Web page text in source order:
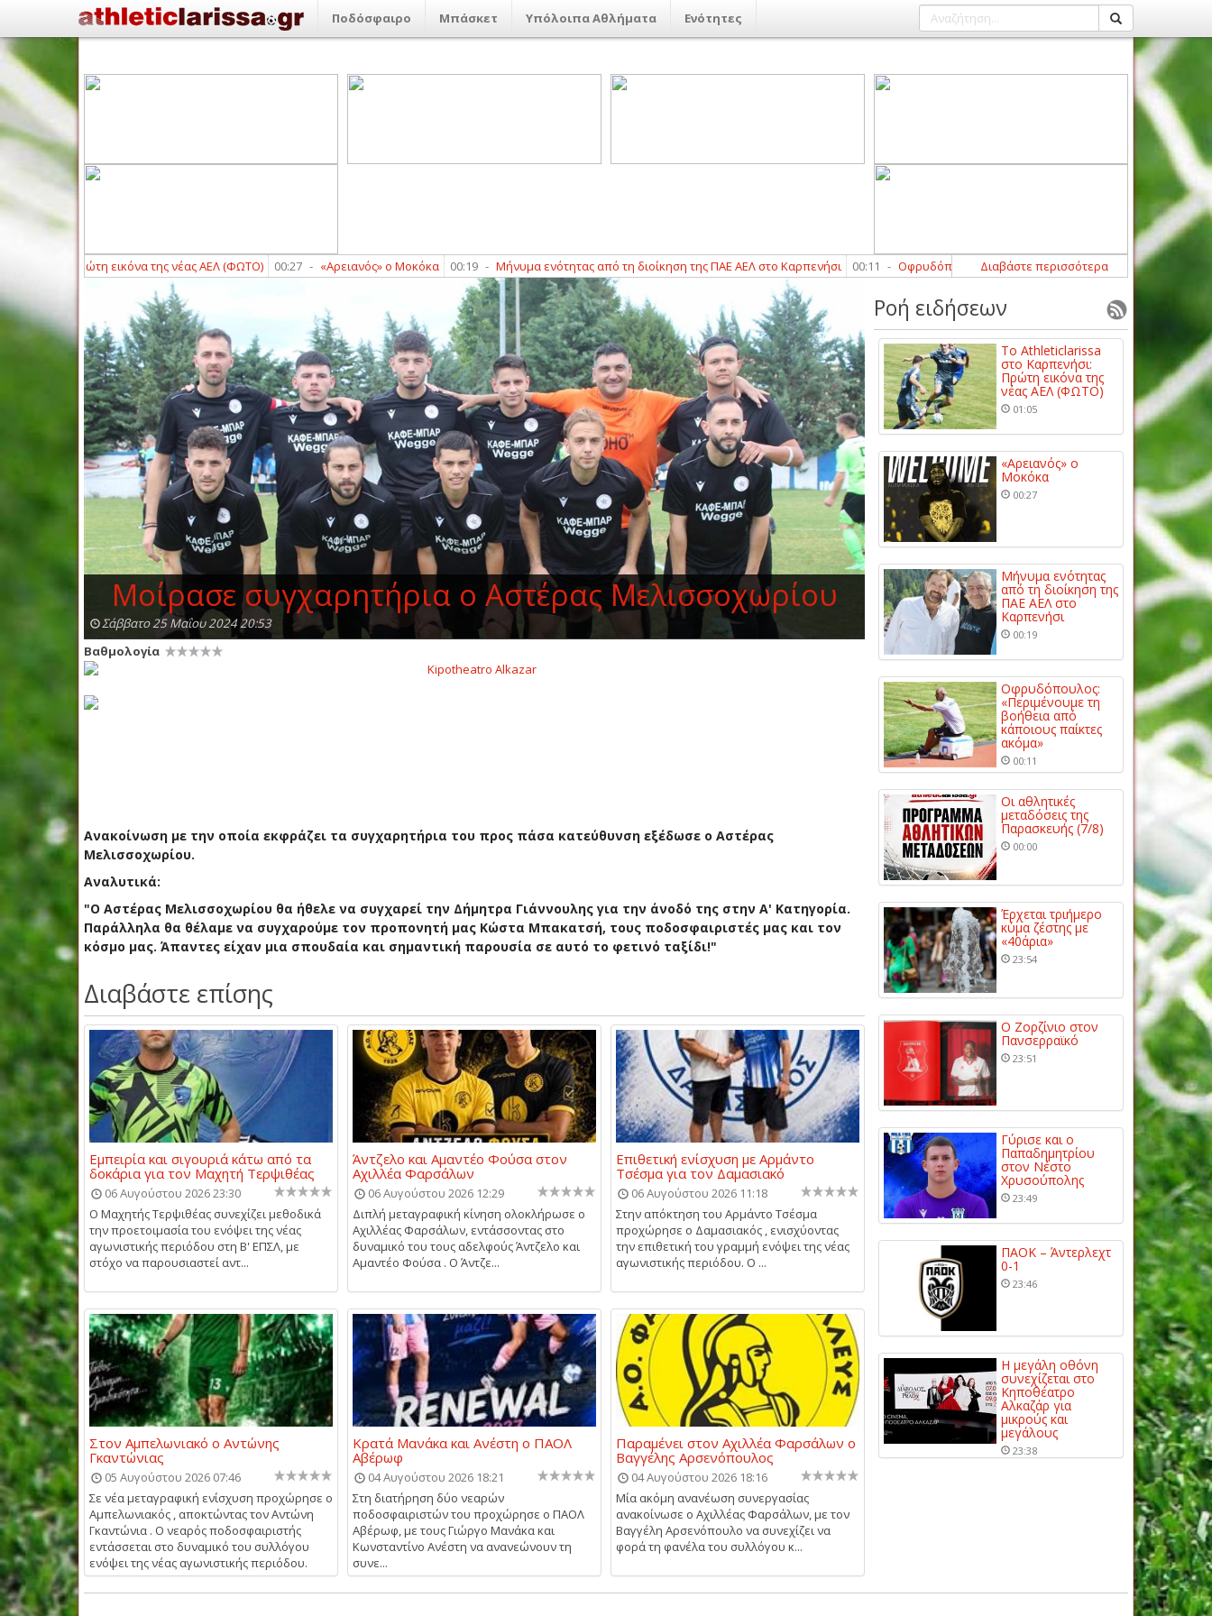
Ποδόσφαιρο Μπάσκετ Υπόλοιπα Αθλήματα Ενότητες
Πρώτη εικόνα της νέας ΑΕΛ (ΦΩΤΟ) 00:27 «Αρειανός» ο Μοκόκα 00:19 Μήνυμα ενότητας από τη διοίκηση της ΠΑΕ ΑΕΛ στο Καρπενήσι 00:11 Οφρυδόπουλος: «Περιμένουμε τη βοήθεια από κάποιους
Διαβάστε περισσότερα
Μοίρασε συγχαρητήρια ο Αστέρας Μελισσοχωρίου
Σάββατο 25 Μαΐου 2024 20:53
Βαθμολογία
Ανακοίνωση με την οποία εκφράζει τα συγχαρητήρια του προς πάσα κατεύθυνση εξέδωσε ο Αστέρας
Μελισσοχωρίου.
Αναλυτικά:
"O Aστέρας Μελισσοχωρίου θα ήθελε να συγχαρεί την Δήμητρα Γιάννουλης για την άνοδό της στην Α' Κατηγορία.
Παράλληλα θα θέλαμε να συγχαρούμε τον προπονητή μας Κώστα Μπακατσή, τους ποδοσφαιριστές μας και τον
κόσμο μας. Άπαντες είχαν μια σπουδαία και σημαντική παρουσία σε αυτό το φετινό ταξίδι!"
Διαβάστε επίσης
Εμπειρία και σιγουριά κάτω από τα
δοκάρια για τον Μαχητή Τερψιθέας
06 Αυγούστου 2026 23:30
Ο Μαχητής Τερψιθέας συνεχίζει μεθοδικά
την προετοιμασία του ενόψει της νέας
αγωνιστικής περιόδου στη Β' ΕΠΣΛ, με
στόχο να παρουσιαστεί αντ...
Άντζελο και Αμαντέο Φούσα στον
Αχιλλέα Φαρσάλων
06 Αυγούστου 2026 12:29
Διπλή μεταγραφική κίνηση ολοκλήρωσε ο
Αχιλλέας Φαρσάλων, εντάσσοντας στο
δυναμικό του τους αδελφούς Άντζελο και
Αμαντέο Φούσα . Ο Άντζε...
Επιθετική ενίσχυση με Αρμάντο
Τσέσμα για τον Δαμασιακό
06 Αυγούστου 2026 11:18
Στην απόκτηση του Αρμάντο Τσέσμα
προχώρησε ο Δαμασιακός , ενισχύοντας
την επιθετική του γραμμή ενόψει της νέας
αγωνιστικής περιόδου. Ο ...
Στον Αμπελωνιακό ο Αντώνης
Γκαντώνιας
05 Αυγούστου 2026 07:46
Σε νέα μεταγραφική ενίσχυση προχώρησε ο
Αμπελωνιακός , αποκτώντας τον Αντώνη
Γκαντώνια . Ο νεαρός ποδοσφαιριστής
εντάσσεται στο δυναμικό του συλλόγου
ενόψει της νέας αγωνιστικής περιόδου.
Κρατά Μανάκα και Ανέστη ο ΠΑΟΛ
Αβέρωφ
04 Αυγούστου 2026 18:21
Στη διατήρηση δύο νεαρών
ποδοσφαιριστών του προχώρησε ο ΠΑΟΛ
Αβέρωφ, με τους Γιώργο Μανάκα και
Κωνσταντίνο Ανέστη να ανανεώνουν τη
συνε...
Παραμένει στον Αχιλλέα Φαρσάλων ο
Βαγγέλης Αρσενόπουλος
04 Αυγούστου 2026 18:16
Μία ακόμη ανανέωση συνεργασίας
ανακοίνωσε ο Αχιλλέας Φαρσάλων, με τον
Βαγγέλη Αρσενόπουλο να συνεχίζει να
φορά τη φανέλα του συλλόγου κ...
Ροή ειδήσεων
Το Athleticlarissa
στο Καρπενήσι:
Πρώτη εικόνα της
νέας ΑΕΛ (ΦΩΤΟ)
01:05
«Αρειανός» ο
Μοκόκα
00:27
Μήνυμα ενότητας
από τη διοίκηση της
ΠΑΕ ΑΕΛ στο
Καρπενήσι
00:19
Οφρυδόπουλος:
«Περιμένουμε τη
βοήθεια από
κάποιους παίκτες
ακόμα»
00:11
Οι αθλητικές
μεταδόσεις της
Παρασκευής (7/8)
00:00
Έρχεται τριήμερο
κύμα ζέστης με
«40άρια»
23:54
Ο Ζορζίνιο στον
Πανσερραϊκό
23:51
Γύρισε και ο
Παπαδημητρίου
στον Νέστο
Χρυσούπολης
23:49
ΠΑΟΚ – Άντερλεχτ
0-1
23:46
Η μεγάλη οθόνη
συνεχίζεται στο
Κηποθέατρο
Αλκαζάρ για
μικρούς και
μεγάλους
23:38